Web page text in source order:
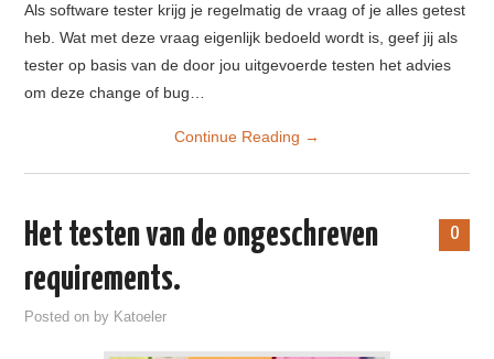
Als software tester krijg je regelmatig de vraag of je alles getest
heb. Wat met deze vraag eigenlijk bedoeld wordt is, geef jij als
tester op basis van de door jou uitgevoerde testen het advies
om deze change of bug…
Continue Reading →
0
Het testen van de ongeschreven
requirements.
Posted on by Katoeler